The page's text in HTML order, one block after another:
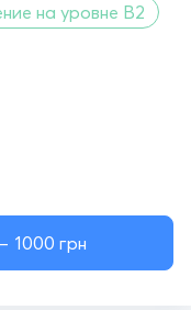
1000 грн
на уровне B2